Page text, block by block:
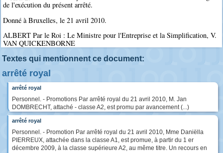
de l'exécution du présent arrêté.
Donné à Bruxelles, le 21 avril 2010.
ALBERT Par le Roi : Le Ministre pour l'Entreprise et la Simplification, V.
VAN QUICKENBORNE
Textes qui mentionnent ce document:
arrêté royal
arrêté royal
Personnel. - Promotions Par arrêté royal du 21 avril 2010, M. Jan
DOMBRECHT, attaché - classe A2, est promu par avancement (...)
arrêté royal
Personnel. - Promotion Par arrêté royal du 21 avril 2010, Mme Daniëlla
PIERREUX, attachée dans la classe A1, est promue, à partir du 1 er
décembre 2009, à la classe supérieure A2, au même titre. Un recours en